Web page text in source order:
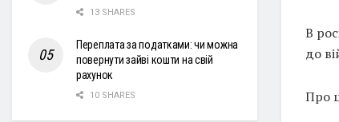
В
до
Про
13 SHARES
Переплата за податками: чи можна
повернути зайві кошти на свій
рахунок
10 SHARES